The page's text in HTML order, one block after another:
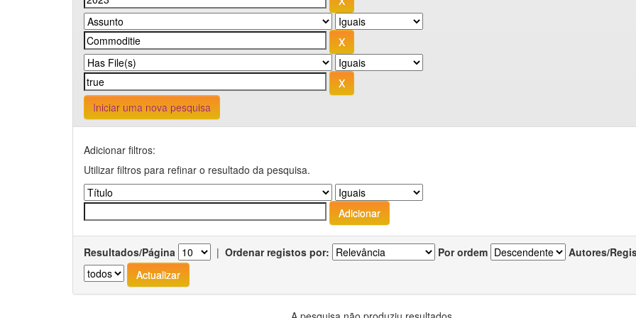
Iniciar uma nova pesquisa
Adicionar filtros:
Utilizar filtros para refinar o resultado da pesquisa.
Resultados/Página | Ordenar registos por: Por ordem Autores/